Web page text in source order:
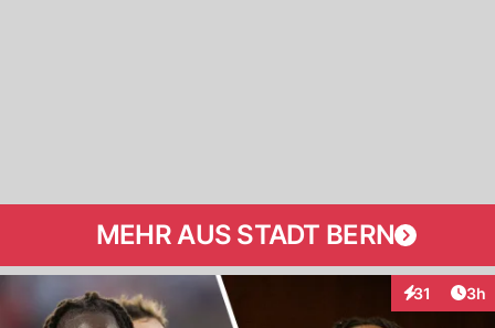
MEHR AUS STADT BERN
31
Interaktionen
3h